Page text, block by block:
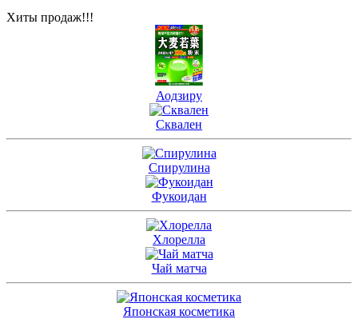
Хиты продаж!!!
Аодзиру
Сквален
Спирулина
Фукоидан
Хлорелла
Чай матча
Японская косметика